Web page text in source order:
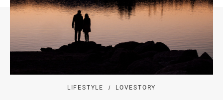
LIFESTYLE LOVESTORY